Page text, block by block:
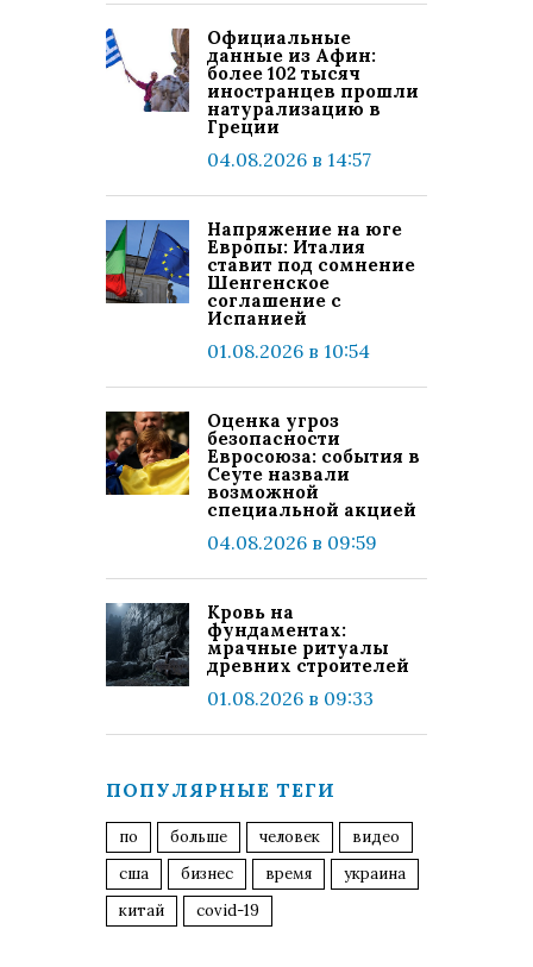
Официальные
данные из Афин:
более 102 тысяч
иностранцев прошли
натурализацию в
Греции
04.08.2026 в 14:57
Напряжение на юге
Европы: Италия
ставит под сомнение
Шенгенское
соглашение с
Испанией
01.08.2026 в 10:54
Оценка угроз
безопасности
Евросоюза: события в
Сеуте назвали
возможной
специальной акцией
04.08.2026 в 09:59
Кровь на
фундаментах:
мрачные ритуалы
древних строителей
01.08.2026 в 09:33
ПОПУЛЯРНЫЕ ТЕГИ
по больше человек
видео
сша
бизнес время
украина
китай
covid-19